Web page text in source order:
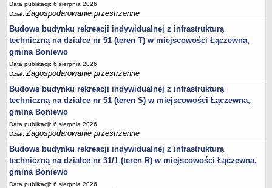
Plan postępowań o udzielenie zamówień na 2019
Plan postępowań o udzielenie zamówień w 2018 roku
Plan postępowań o udzielenie zamówień w 2017 roku
Dług publiczny, Pomoc publiczna
Realizacja inwestycji
przetargi
Konkursy
zamówienia do 170 000 PLN
PRAWO LOKALNE
Statut
Uchwały
Data publikacji: 6 sierpnia 2026
Dział:Zagospodarowanie przestrzenne
Budowa budynku rekreacji indywidualnej z infrastrukturą
techniczną na działce nr 51 (teren T) w miejscowości Łączewna,
gmina Boniewo
Data publikacji: 6 sierpnia 2026
Dział:Zagospodarowanie przestrzenne
Budowa budynku rekreacji indywidualnej z infrastrukturą
techniczną na działce nr 51 (teren S) w miejscowości Łączewna,
gmina Boniewo
Data publikacji: 6 sierpnia 2026
Dział:Zagospodarowanie przestrzenne
Budowa budynku rekreacji indywidualnej z infrastrukturą
techniczną na działce nr 31/1 (teren R) w miejscowości Łączewna,
gmina Boniewo
Data publikacji: 6 sierpnia 2026